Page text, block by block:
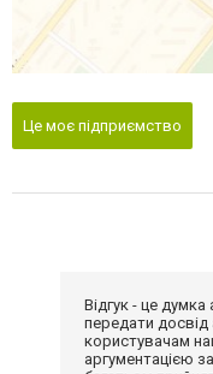
Це моє підприємство
Відгук - це
передати
користувачам
аргументацією